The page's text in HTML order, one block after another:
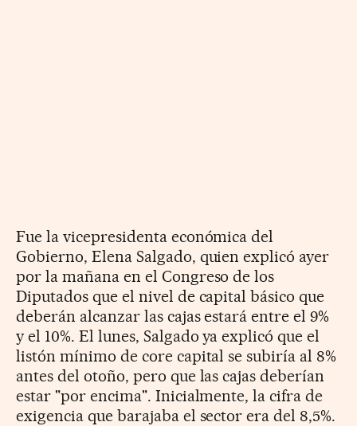
Fue la vicepresidenta económica del
Gobierno, Elena Salgado, quien explicó ayer
por la mañana en el Congreso de los
Diputados que el nivel de capital básico que
deberán alcanzar las cajas estará entre el 9%
y el 10%. El lunes, Salgado ya explicó que el
listón mínimo de core capital se subiría al 8%
antes del otoño, pero que las cajas deberían
estar "por encima". Inicialmente, la cifra de
exigencia que barajaba el sector era del 8,5%.